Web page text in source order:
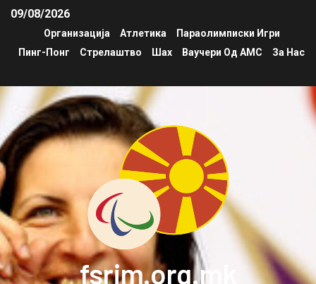
09/08/2026
Организација Атлетика
Параолимписки Игри
Пинг-Понг
Стрелаштво Шах Ваучери Од АМС За Нас
fsrim.org.mk